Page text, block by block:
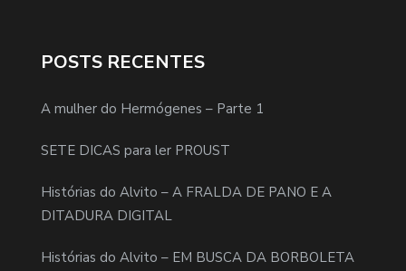
POSTS RECENTES
A mulher do Hermógenes – Parte 1
SETE DICAS para ler PROUST
Histórias do Alvito – A FRALDA DE PANO E A
DITADURA DIGITAL
Histórias do Alvito – EM BUSCA DA BORBOLETA